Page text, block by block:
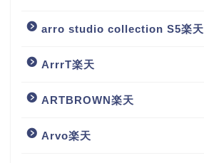
arro studio collection S5楽天
ArrrT楽天
ARTBROWN楽天
Arvo楽天